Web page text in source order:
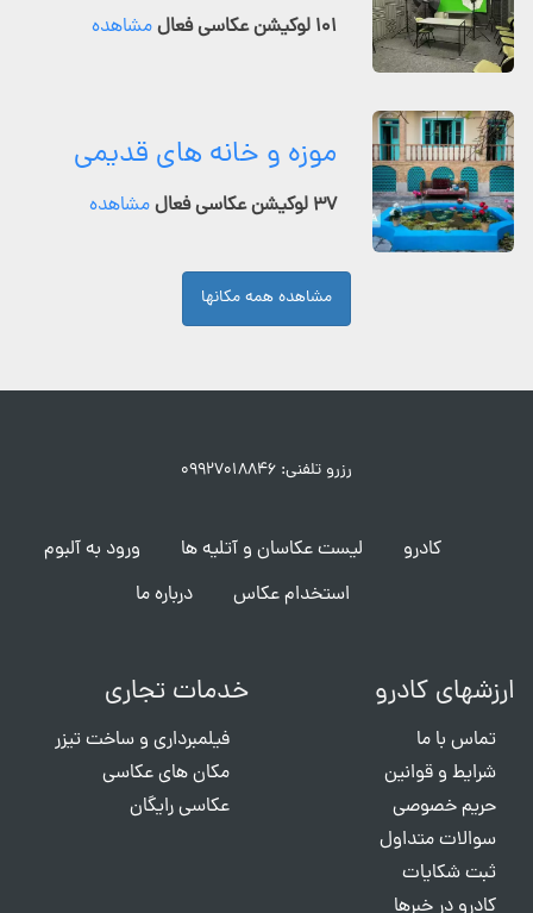
۱۰۱ لوکیشن عکاسی فعال مشاهده
موزه و خانه های قدیمی
۳۷ لوکیشن عکاسی فعال مشاهده
مشاهده همه مکانها
رزرو تلفنی: ۰۹۹۲۷۰۱۸۸۴۶
کادرو لیست عکاسان و آتلیه ها
ورود به آلبوم
استخدام عکاس
درباره ما
ارزشهای کادرو
تماس با ما
شرایط و قوانین
حریم خصوصی
سوالات متداول
ثبت شکایات
کادرو در خبرها
خدمات تجاری
فیلمبرداری و ساخت تیزر
مکان های عکاسی
عکاسی رایگان